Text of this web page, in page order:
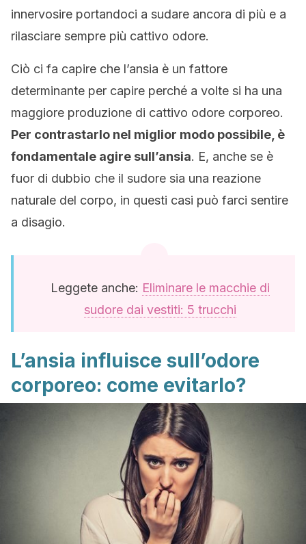
innervosire portandoci a sudare ancora di più e a
rilasciare sempre più cattivo odore.
Ciò ci fa capire che l’ansia è un fattore
determinante per capire perché a volte si ha una
maggiore produzione di cattivo odore corporeo.
Per contrastarlo nel miglior modo possibile, è
fondamentale agire sull’ansia. E, anche se è
fuor di dubbio che il sudore sia una reazione
naturale del corpo, in questi casi può farci sentire
a disagio.
Leggete anche: Eliminare le macchie di
sudore dai vestiti: 5 trucchi
L’ansia influisce sull’odore
corporeo: come evitarlo?